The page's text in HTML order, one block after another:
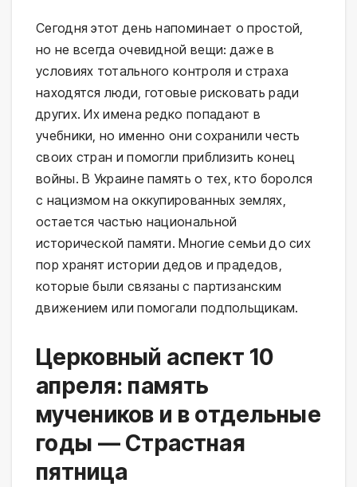
Сегодня этот день напоминает о простой,
но не всегда очевидной вещи: даже в
условиях тотального контроля и страха
находятся люди, готовые рисковать ради
других. Их имена редко попадают в
учебники, но именно они сохранили честь
своих стран и помогли приблизить конец
войны. В Украине память о тех, кто боролся
с нацизмом на оккупированных землях,
остается частью национальной
исторической памяти. Многие семьи до сих
пор хранят истории дедов и прадедов,
которые были связаны с партизанским
движением или помогали подпольщикам.
Церковный аспект 10
апреля: память
мучеников и в отдельные
годы — Страстная
пятница